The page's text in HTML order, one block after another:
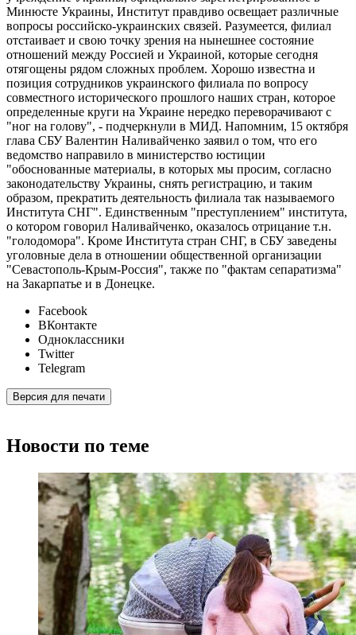
Минюсте Украины, Институт правдиво освещает различные
вопросы российско-украинских связей. Разумеется, филиал
отстаивает и свою точку зрения на нынешнее состояние
отношений между Россией и Украиной, которые сегодня
отягощены рядом сложных проблем. Хорошо известна и
позиция сотрудников украинского филиала по вопросу
совместного исторического прошлого наших стран, которое
определенные круги на Украине нередко переворачивают с
"ног на голову", - подчеркнули в МИД. Напомним, 15 октября
глава СБУ Валентин Наливайченко заявил о том, что его
ведомство направило в министерство юстиции
"обоснованные материалы, в которых мы просим, согласно
законодательству Украины, снять регистрацию, и таким
образом, прекратить деятельность филиала так называемого
Института СНГ". Единственным "преступлением" института,
о котором говорил Наливайченко, оказалось отрицание т.н.
"голодомора". Кроме Института стран СНГ, в СБУ заведены
уголовные дела в отношении общественной организации
"Севастополь-Крым-Россия", также по "фактам сепаратизма"
на Закарпатье и в Донецке.
Facebook
ВКонтакте
Одноклассники
Twitter
Telegram
Версия для печати
Новости по теме